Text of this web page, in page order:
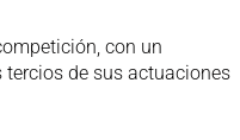
con un
tercios de sus actuaciones